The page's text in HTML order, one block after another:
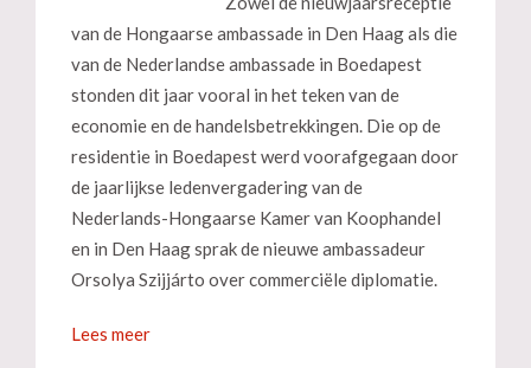
van de Hongaarse ambassade in Den Haag als die
van de Nederlandse ambassade in Boedapest
stonden dit jaar vooral in het teken van de
economie en de handelsbetrekkingen. Die op de
residentie in Boedapest werd voorafgegaan door
de jaarlijkse ledenvergadering van de
Nederlands-Hongaarse Kamer van Koophandel
en in Den Haag sprak de nieuwe ambassadeur
Orsolya Szijjárto over commerciële diplomatie.
Lees meer